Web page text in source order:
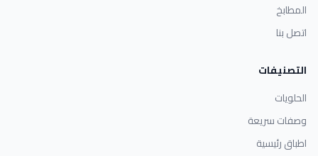
المطابخ
اتصل بنا
التصنيفات
الحلويات
وصفات سريعة
اطباق رئيسية